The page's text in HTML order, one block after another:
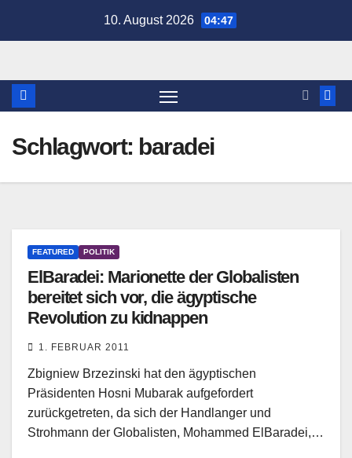
10. August 2026 04:47
Schlagwort: baradei
FEATURED POLITIK
ElBaradei: Marionette der Globalisten
bereitet sich vor, die ägyptische
Revolution zu kidnappen
1. FEBRUAR 2011
Zbigniew Brzezinski hat den ägyptischen
Präsidenten Hosni Mubarak aufgefordert
zurückgetreten, da sich der Handlanger und
Strohmann der Globalisten, Mohammed ElBaradei,…